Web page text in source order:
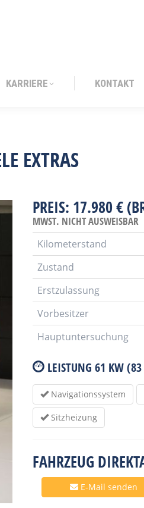
KARRIERE KONTAKT
EXTRAS
PREIS: 17.980 €
MWST. NICHT AUSWEISBAR
Kilometerstand
Zustand
Erstzulassung
Vorbesitzer
Hauptuntersuchung
LEISTUNG 61 KW (83
Navigationssystem
Sitzheizung
FAHRZEUG
E-Mail senden